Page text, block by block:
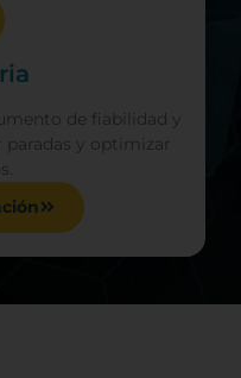
de fiabilidad y
y optimizar